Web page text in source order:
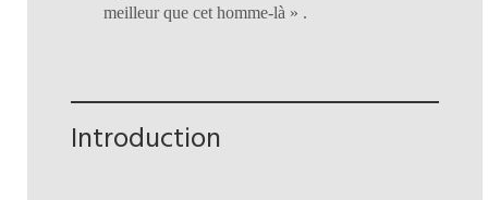
meilleur que cet homme-là » .
Introduction